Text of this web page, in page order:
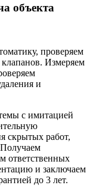
объекта
проверяем
Измеряем
и
с имитацией
скрытых работ,
ответственных
и заключаем
до 3 лет.